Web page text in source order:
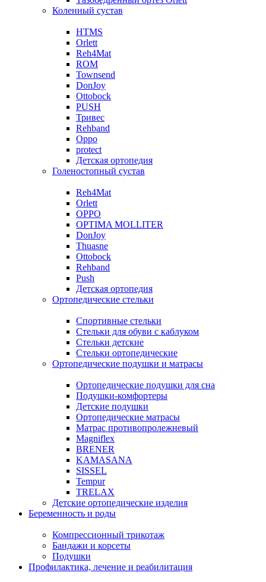
Коленный сустав
HTMS
Orlett
Reh4Mat
ROM
Townsend
DonJoy
Ottobock
PUSH
Тривес
Rehband
Oppo
protect
Детская ортопедия
Голеностопный сустав
Reh4Mat
Orlett
OPPO
OPTIMA MOLLITER
DonJoy
Thuasne
Ottobock
Rehband
Push
Детская ортопедия
Ортопедические стельки
Спортивные стельки
Стельки для обуви с каблуком
Стельки детские
Стельки ортопедические
Ортопедические подушки и матрасы
Ортопедические подушки для сна
Подушки-комфортеры
Детские подушки
Ортопедические матрасы
Матрас противопролежневый
Magniflex
BRENER
KAMASANA
SISSEL
Tempur
TRELAX
Детские ортопедические изделия
Беременность и роды
Компрессионный трикотаж
Бандажи и корсеты
Подушки
Профилактика, лечение и реабилитация